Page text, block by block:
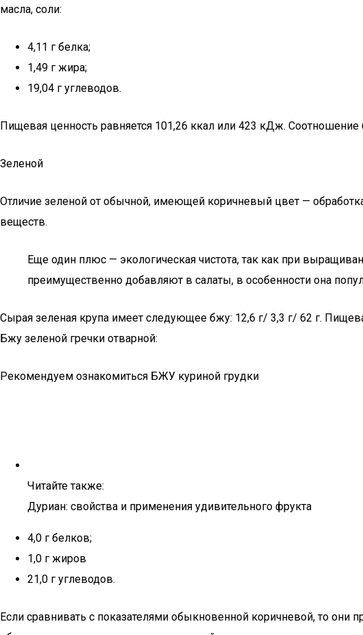
масла, соли:
4,11 г белка;
1,49 г жира;
19,04 г углеводов.
Пищевая ценность равняется 101,26 ккал или 423 кДж. Соотношение
Зеленой
Отличие зеленой от обычной, имеющей коричневый цвет —
веществ.
Еще один плюс — экологическая чистота, так как при
преимущественно добавляют в салаты, в особенности она
Сырая зеленая крупа имеет следующее бжу: 12,6 г/ 3,3 г/ 62 г.
Бжу зеленой гречки отварной:
Рекомендуем ознакомиться БЖУ куриной грудки
Читайте также:
Дуриан: свойства и применения удивительного фрукта
4,0 г белков;
1,0 г жиров
21,0 г углеводов.
Если сравнивать с показателями обыкновенной коричневой, то они